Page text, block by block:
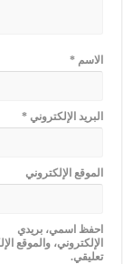
الاسم*
البريد الإلكتروني*
الموقع الإلكتروني
احفظ اسمي، بريدي
الإلكتروني، والموقع
تعليقي.